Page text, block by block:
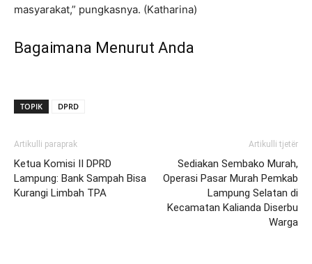
masyarakat,” pungkasnya. (Katharina)
Bagaimana Menurut Anda
TOPIK DPRD
Artikulli paraprak
Ketua Komisi II DPRD
Lampung: Bank Sampah Bisa
Kurangi Limbah TPA
Artikulli tjetër
Sediakan Sembako Murah,
Operasi Pasar Murah Pemkab
Lampung Selatan di
Kecamatan Kalianda Diserbu
Warga